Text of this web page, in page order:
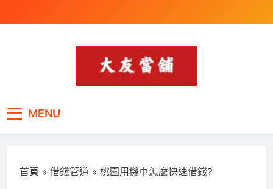
to
辦汽車借款,機車借
電借款,遊樂器借款
MENU
首頁 » 借錢管道 » 桃園用機車怎麼快速借錢?